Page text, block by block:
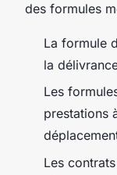
des formules
La formule
la
Les
prestations
Les